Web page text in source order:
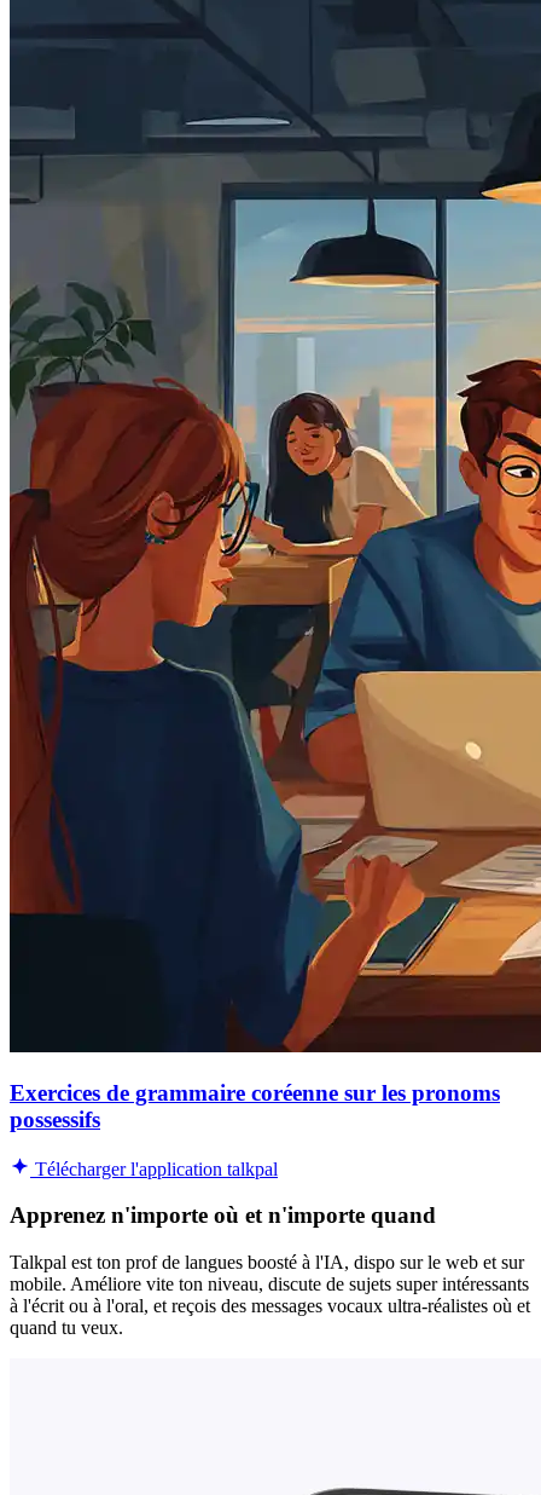
Exercices de grammaire coréenne sur les pronoms
possessifs
Télécharger l'application talkpal
Apprenez n'importe où et n'importe quand
Talkpal est ton prof de langues boosté à l'IA, dispo sur le web et sur
mobile. Améliore vite ton niveau, discute de sujets super intéressants
à l'écrit ou à l'oral, et reçois des messages vocaux ultra-réalistes où et
quand tu veux.